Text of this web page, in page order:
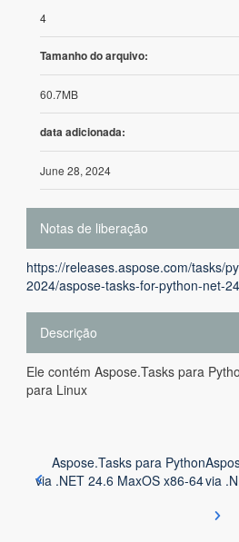
4
Tamanho do arquivo:
60.7MB
data adicionada:
June 28, 2024
Notas de liberação
https://releases.aspose.com/tasks/
2024/aspose-tasks-for-python-net-
Descrição
Ele contém Aspose.Tasks para
para Linux
Aspose.Tasks para Python
via .NET 24.6 MaxOS x86-64via